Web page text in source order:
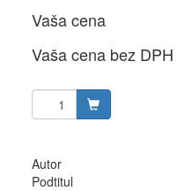
Vaša cena
Vaša cena bez DPH
Autor
Podtitul